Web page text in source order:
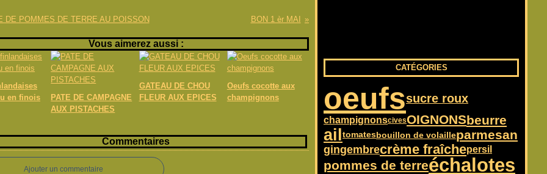
DE POMMES DE TERRE AU POISSON BON 1 èr MAI
Vous aimerez aussi :
en finois
PATE DE CAMPAGNE
AUX PISTACHES
GATEAU DE CHOU
FLEUR AUX EPICES
Oeufs cocotte aux
champignons
Commentaires
Ajouter un commentaire
CATÉGORIES
oeufssucre roux
champignonscivesOIGNONSbeurre
ailtomatesbouillon de volailleparmesan
gingembrecrème fraîchepersil
pommes de terreéchalotes